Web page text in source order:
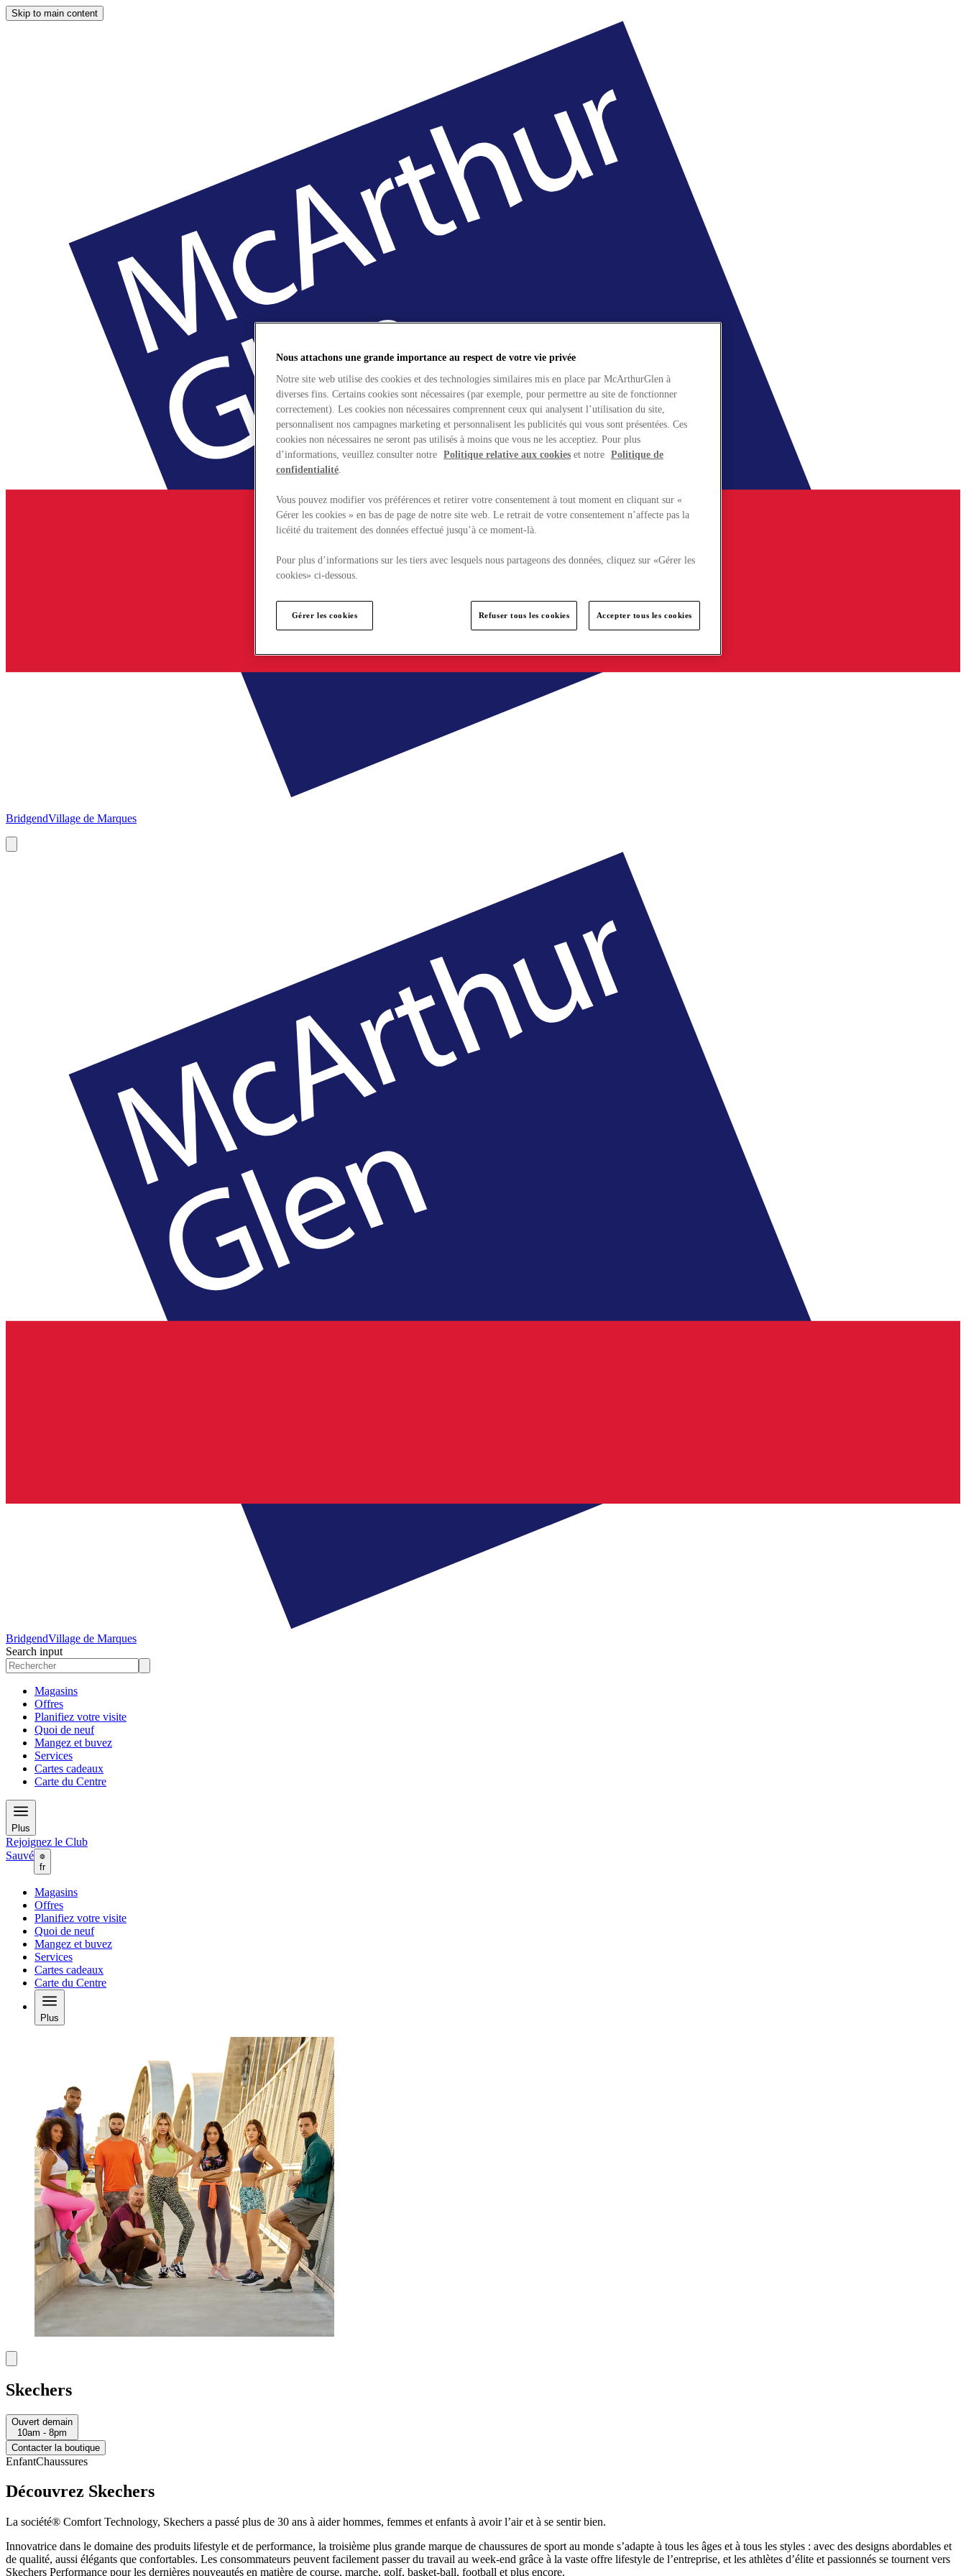
Skip to main content
BridgendVillage de Marques
BridgendVillage de Marques
Search input
Magasins
Offres
Planifiez votre visite
Quoi de neuf
Mangez et buvez
Services
Cartes cadeaux
Carte du Centre
Plus
Rejoignez le Club
Sauvé
fr
Magasins
Offres
Planifiez votre visite
Quoi de neuf
Mangez et buvez
Services
Cartes cadeaux
Carte du Centre
Plus
Skechers
Ouvert demain
10am - 8pm
Contacter la boutique
EnfantChaussures
Découvrez Skechers
La société® Comfort Technology, Skechers a passé plus de 30 ans à aider hommes, femmes et enfants à avoir l’air et à se sentir bien.
Innovatrice dans le domaine des produits lifestyle et de performance, la troisième plus grande marque de chaussures de sport au monde s’adapte à tous les âges et à tous les styles : avec des designs abordables et
de qualité, aussi élégants que confortables. Les consommateurs peuvent facilement passer du travail au week-end grâce à la vaste offre lifestyle de l’entreprise, et les athlètes d’élite et passionnés se tournent vers
Skechers Performance pour les dernières nouveautés en matière de course, marche, golf, basket-ball, football et plus encore.
Nous attachons une grande importance au respect de votre vie privée
Notre site web utilise des cookies et des technologies similaires mis en place par McArthurGlen à
diverses fins. Certains cookies sont nécessaires (par exemple, pour permettre au site de fonctionner
correctement). Les cookies non nécessaires comprennent ceux qui analysent l’utilisation du site,
personnalisent nos campagnes marketing et personnalisent les publicités qui vous sont présentées. Ces
cookies non nécessaires ne seront pas utilisés à moins que vous ne les acceptiez. Pour plus
d’informations, veuillez consulter notre Politique relative aux cookies et notre Politique de
confidentialité.
Vous pouvez modifier vos préférences et retirer votre consentement à tout moment en cliquant sur «
Gérer les cookies » en bas de page de notre site web. Le retrait de votre consentement n’affecte pas la
licéité du traitement des données effectué jusqu’à ce moment-là.
Pour plus d’informations sur les tiers avec lesquels nous partageons des données, cliquez sur «Gérer les
cookies» ci-dessous.
Gérer les cookies Refuser tous les cookies Accepter tous les cookies